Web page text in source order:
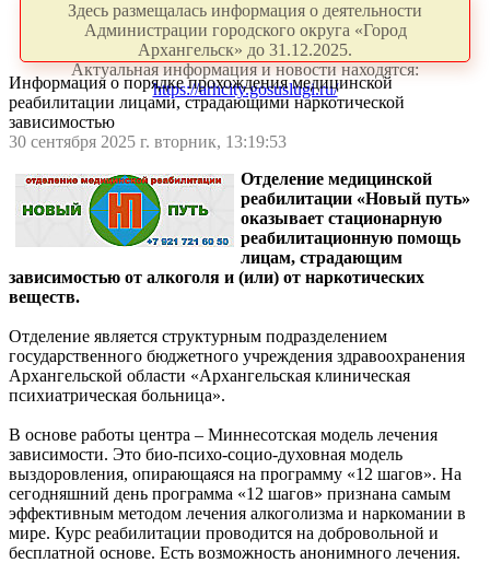
Здесь размещалась информация о деятельности
Администрации городского округа «Город
Архангельск» до 31.12.2025.
Актуальная информация и новости находятся:
https://arhcity.gosuslugi.ru/
Информация о порядке прохождения медицинской
реабилитации лицами, страдающими наркотической
зависимостью
30 сентября 2025 г. вторник, 13:19:53
Отделение медицинской
реабилитации «Новый путь»
оказывает стационарную
реабилитационную помощь
лицам, страдающим
зависимостью от алкоголя и (или) от наркотических
веществ.
Отделение является структурным подразделением
государственного бюджетного учреждения здравоохранения
Архангельской области «Архангельская клиническая
психиатрическая больница».
В основе работы центра – Миннесотская модель лечения
зависимости. Это био-психо-социо-духовная модель
выздоровления, опирающаяся на программу «12 шагов». На
сегодняшний день программа «12 шагов» признана самым
эффективным методом лечения алкоголизма и наркомании в
мире. Курс реабилитации проводится на добровольной и
бесплатной основе. Есть возможность анонимного лечения.